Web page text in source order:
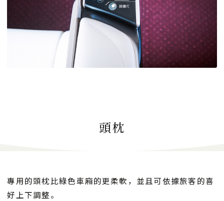
頭枕
專用的頭枕比綠色車廂的更柔軟，並且可依據旅客的喜
好上下調整。